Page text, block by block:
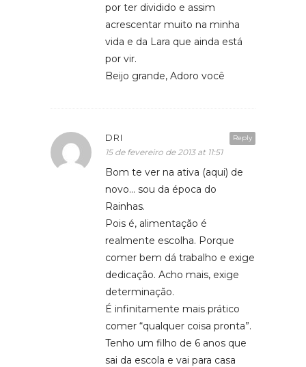
por ter dividido e assim
acrescentar muito na minha
vida e da Lara que ainda está
por vir.
Beijo grande, Adoro você
Reply
DRI
15 de fevereiro de 2013 at 11:51
Bom te ver na ativa (aqui) de
novo… sou da época do
Rainhas.
Pois é, alimentação é
realmente escolha. Porque
comer bem dá trabalho e exige
dedicação. Acho mais, exige
determinação.
É infinitamente mais prático
comer “qualquer coisa pronta”.
Tenho um filho de 6 anos que
sai da escola e vai para casa